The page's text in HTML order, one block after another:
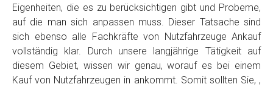
Eigenheiten, die es zu berücksichtigen gibt und Probeme,
auf die man sich anpassen muss. Dieser Tatsache sind
sich ebenso alle Fachkräfte von Nutzfahrzeuge Ankauf
vollständig klar. Durch unsere langjährige Tätigkeit auf
diesem Gebiet, wissen wir genau, worauf es bei einem
Kauf von Nutzfahrzeugen in ankommt. Somit sollten Sie, ,